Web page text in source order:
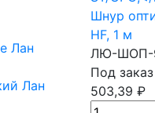
Лан
Лан
Шнур
HF, 1 м
ЛЮ-ШОП-
Под заказ
503,39 ₽